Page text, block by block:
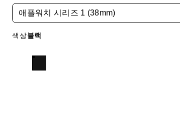
애플워치 시리즈 1 (38mm)
색상블랙